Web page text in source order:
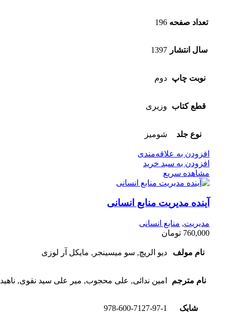
تعداد صفحه 196
سال انتشار 1397
نوبت چاپ دوم
قطع کتاب وزیری
نوع جلد شومیز
افزودن به علاقه‌مندی
افزودن به سبد خرید
مشاهده سریع
آینده مدیریت منابع انسانی
مدیریت, منابع انسانی
760,000 تومان
نام مولف دیو الریچ, سو میسینجر, مایکل آر لوزی
نام مترجم امین ندائی, علی محجوب, میر علی سید نقوی,
شابک 978-600-7127-97-1